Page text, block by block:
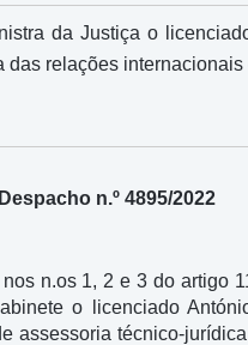
da Justiça o
relações
Despacho n.º 4895/2022
n.os 1, 2 e 3 do artigo
o licenciado
assessoria técnico-